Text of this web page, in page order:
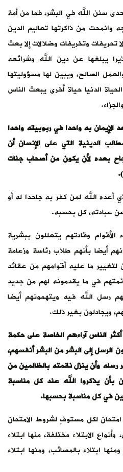
سنن الله في البشر، فما من أمة
من ذاكرتها تعاليم الدين
تحريفات وتخريفات وضلالات إلا بعث
يبلغها عن دين الله وشرائعه
الصالح، ويبين لها مسؤوليتها
الدنيا حياة أخرى يبعث الناس
به واحدا في ربوبيته واحدا
الدينية التي على الإنسان أن
بعده لأن يكون من أصحاب جنات
أعده الله لمن كفر به جاحدا له أو
عبادته، كل بحسبه.
وقادتهم يتعللون ببشرية
أيضا بأنهم طلاب رئاسة وزعامة
ما عليه أقوامهم من عقائد
في ما يقدمونه لهم من جديد
رسل الله فيه ويتهمونهم أيضا
ويجادلون بغير ذلك.
الناس آراءهم الخاصة على حكمة
الرسل إلى البشر من البشر أنفسهم،
وأن ينزل نقمته بالظالمين من
بأن يذكروا الله عند كل مناسبة
في كل مناسبة بحسبها.
لكل مستوفٍ لشروط الامتحان
الابتلاء مختلفة، منها ابتلاء
ابتلاء بالمصائب، ومنها ابتلاء